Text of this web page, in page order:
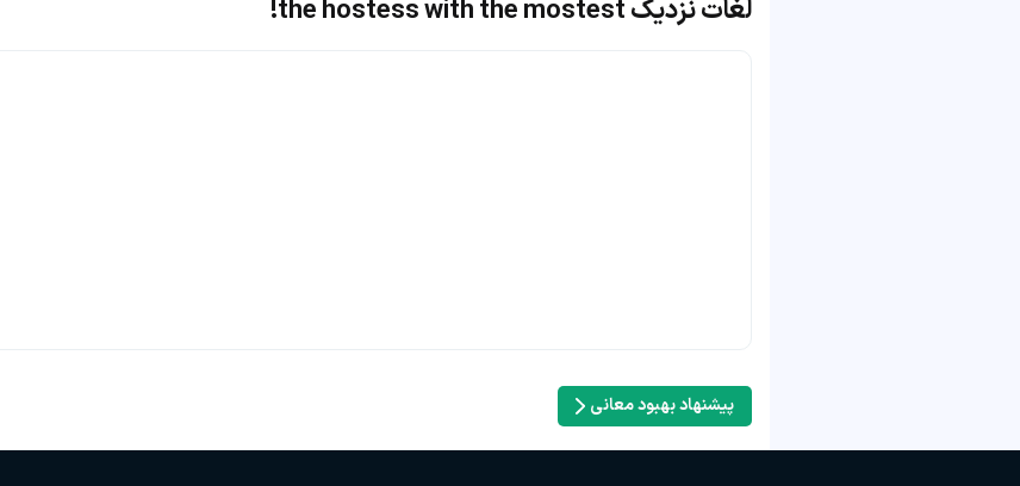
لغات نزدیک the hostess with the mostest!
پیشنهاد بهبود معانی